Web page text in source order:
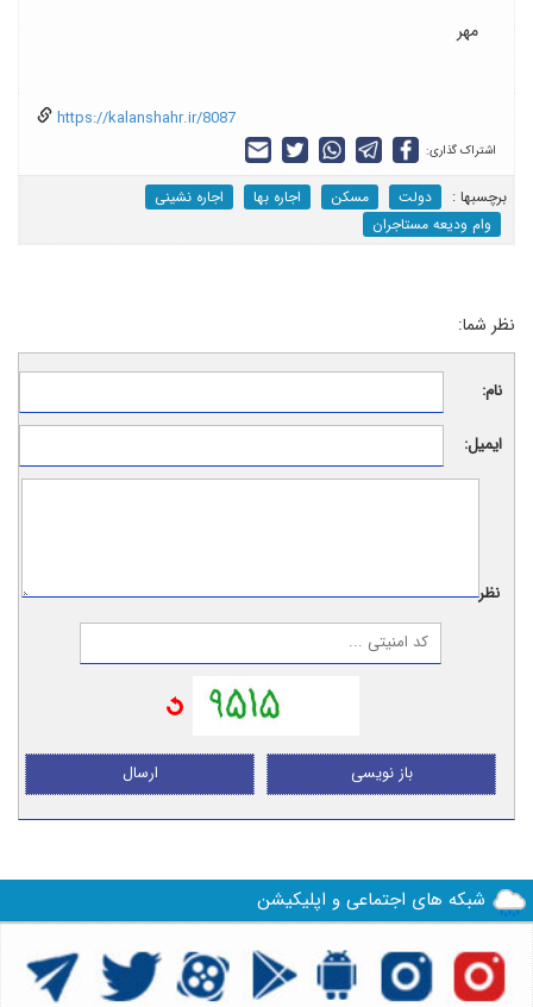
مهر
https://kalanshahr.ir/8087
اشتراک گذاری:
برچسب‎ها : دولت مسکن اجاره بها
اجاره نشینی
وام ودیعه مستاجران
نظر شما:
نام:
ایمیل:
نظر:
ارسال باز نویسی
شبکه های اجتماعی و اپلیکیشن